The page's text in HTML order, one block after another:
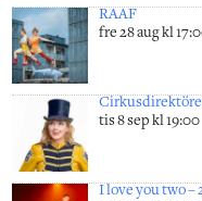
RAAF
fre 28 aug kl
tis 8 sep kl 19:00
I love you two –